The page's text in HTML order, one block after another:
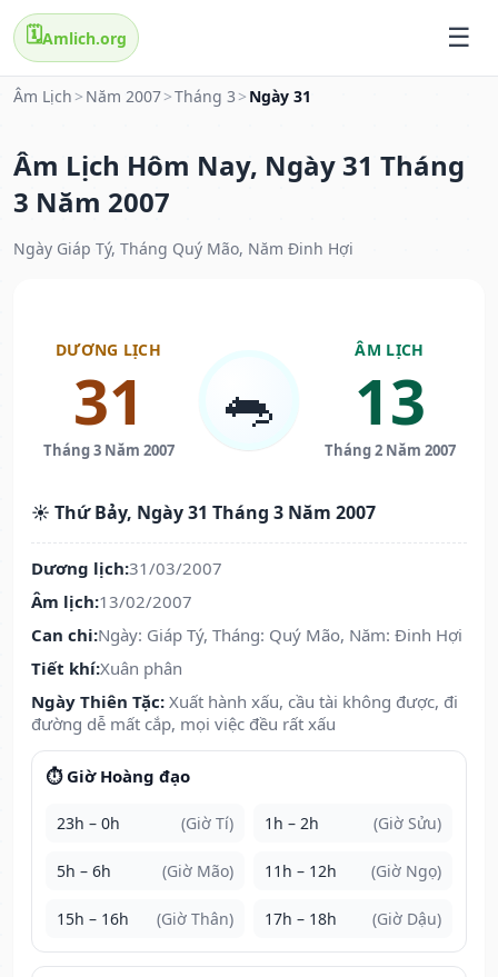
🗓️Amlich.org
Âm Lịch > Năm 2007>Tháng 3 > Ngày 31
Âm Lịch Hôm Nay, Ngày 31 Tháng
3 Năm 2007
Ngày Giáp Tý, Tháng Quý Mão, Năm Đinh Hợi
DƯƠNG LỊCH
31
Tháng 3 Năm 2007
🐀
ÂM LỊCH
13
Tháng 2 Năm 2007
☀️ Thứ Bảy, Ngày 31 Tháng 3 Năm 2007
Dương lịch:31/03/2007
Âm lịch:13/02/2007
Can chi:Ngày: Giáp Tý, Tháng: Quý Mão, Năm: Đinh Hợi
Tiết khí:Xuân phân
Ngày Thiên Tặc: Xuất hành xấu, cầu tài không được, đi
đường dễ mất cắp, mọi việc đều rất xấu
⏱️ Giờ Hoàng đạo
23h – 0h (Giờ Tí) 1h – 2h (Giờ Sửu)
5h – 6h (Giờ Mão) 11h – 12h (Giờ Ngọ)
15h – 16h (Giờ Thân) 17h – 18h (Giờ Dậu)